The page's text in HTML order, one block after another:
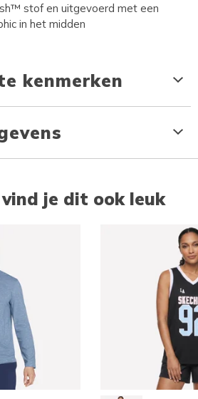
stof en uitgevoerd met een
in het midden
kenmerken
je dit ook leuk